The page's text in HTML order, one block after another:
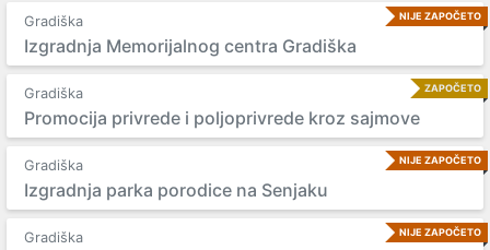
NIJE ZAPOČETO
Gradiška
Izgradnja Memorijalnog centra Gradiška
ZAPOČETO
Gradiška
Promocija privrede i poljoprivrede kroz sajmove
NIJE ZAPOČETO
Gradiška
Izgradnja parka porodice na Senjaku
NIJE ZAPOČETO
Gradiška